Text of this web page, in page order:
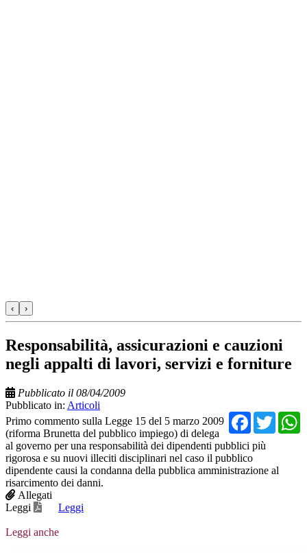
‹ ›
Responsabilità, assicurazioni e cauzioni
negli appalti di lavori, servizi e forniture
Pubblicato il 08/04/2009
Pubblicato in: Articoli
Primo commento sulla Legge 15 del 5 marzo 2009
(riforma Brunetta del pubblico impiego) di delega
al governo per una responsabilità dei dipendenti pubblici più
rigorosa e su nuovi illeciti disciplinari nel caso il pubblico
dipendente causi la condanna della pubblica amministrazione al
risarcimento dei danni.
Allegati
Leggi
Leggi
Leggi anche